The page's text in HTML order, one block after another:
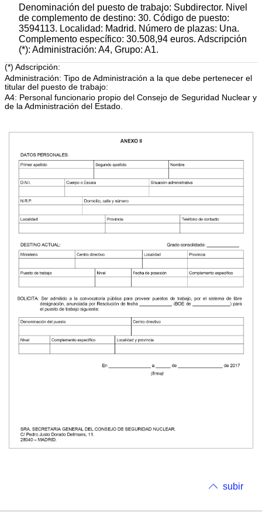
Denominación del puesto de trabajo: Subdirector. Nivel
de complemento de destino: 30. Código de puesto:
3594113. Localidad: Madrid. Número de plazas: Una.
Complemento específico: 30.508,94 euros. Adscripción
(*): Administración: A4, Grupo: A1.
(*) Adscripción:
Administración: Tipo de Administración a la que debe pertenecer el
titular del puesto de trabajo:
A4: Personal funcionario propio del Consejo de Seguridad Nuclear y
de la Administración del Estado.
subir